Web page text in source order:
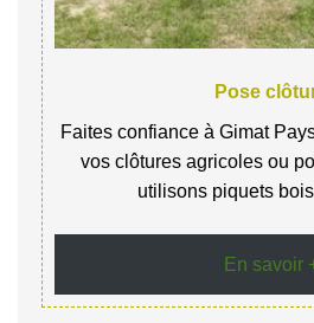
Pose
Faites confiance à Gimat
vos clôtures agricoles ou
utilisons piquets
En savoir